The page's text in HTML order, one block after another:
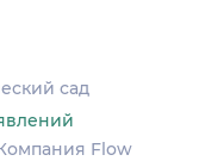
сад
Flow